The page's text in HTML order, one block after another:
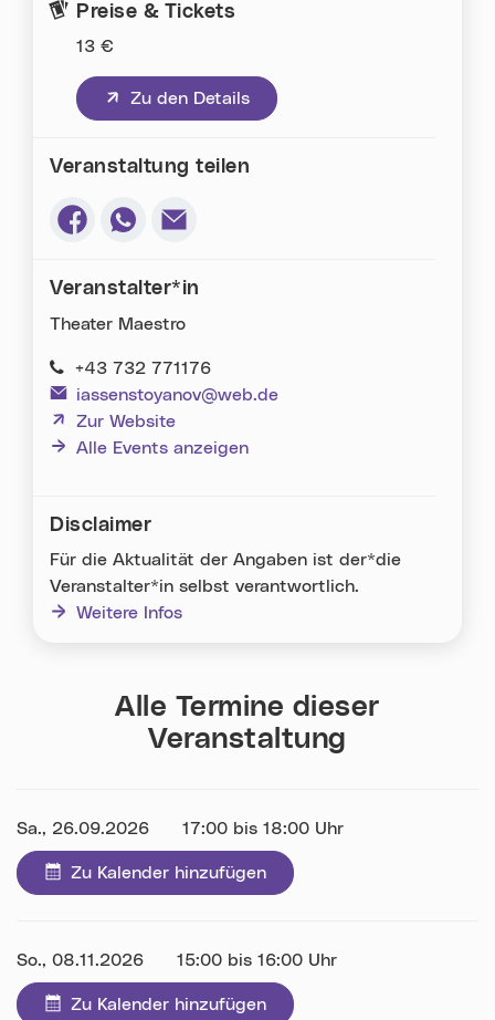
Preise & Tickets
13 €
Zu den Details
(neues Fenster)
Veranstaltung teilen
Veranstalter*in
Theater Maestro
+43 732 771176
iassenstoyanov@web.de
Zur Website
(neues Fenster)
Alle Events anzeigen
Disclaimer
Für die Aktualität der Angaben ist der*die
Veranstalter*in selbst verantwortlich.
Weitere Infos
Alle Termine dieser
Veranstaltung
Datum:
Sa., 26.09.2026 Uhrzeit:
17:00 bis 18:00 Uhr
Zu Kalender hinzufügen
Datum:
So., 08.11.2026 Uhrzeit:
15:00 bis 16:00 Uhr
Zu Kalender hinzufügen